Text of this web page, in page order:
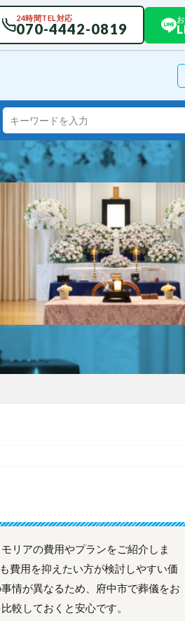
24時間TEL対応
070-4442-0819
リアの費用やプランをご紹介しま
費用を抑えたい方が検討しやすい価
情が異なるため、府中市で葬儀をお
較しておくと安心です。